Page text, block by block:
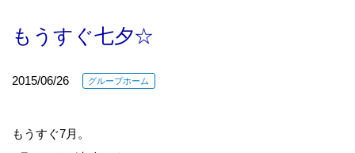
もうすぐ七夕☆
2015/06/26 グループホーム
もうすぐ7月。